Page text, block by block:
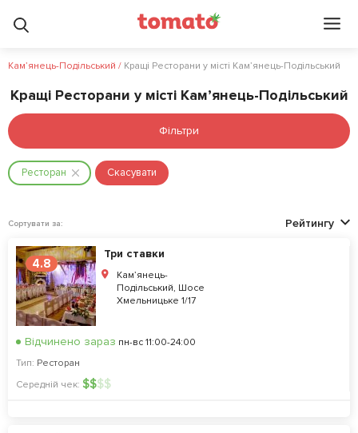
Кам’янець-Подільський / Кращі Ресторани у місті Кам’янець-Подільський
Кращі Ресторани у місті Кам’янець-Подільський
Фільтри
Ресторан Скасувати
Сортувати за: Рейтингу
4.8
Три ставки
Кам’янець-
Подільський, Шосе
Хмельницьке 1/17
Відчинено зараз пн-вс 11:00-24:00
Тип: Ресторан
Середній чек: $$$$